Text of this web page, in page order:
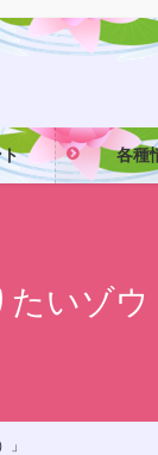
各種
いゾウ
」